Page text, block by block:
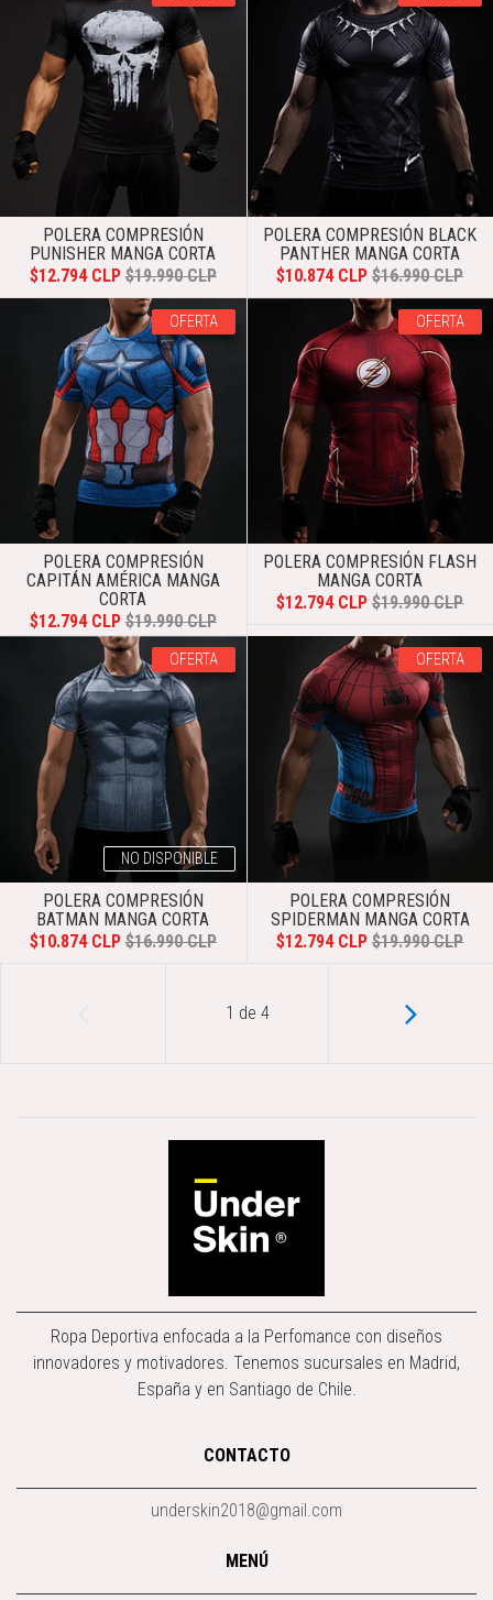
POLERA COMPRESIÓN
PUNISHER MANGA CORTA
$12.794 CLP $19.990 CLP
POLERA COMPRESIÓN BLACK
PANTHER MANGA CORTA
$10.874 CLP $16.990 CLP
OFERTA
POLERA COMPRESIÓN
CAPITÁN AMÉRICA MANGA
CORTA
$12.794 CLP $19.990 CLP
OFERTA
POLERA COMPRESIÓN FLASH
MANGA CORTA
$12.794 CLP $19.990 CLP
OFERTA
NO DISPONIBLE
POLERA COMPRESIÓN
BATMAN MANGA CORTA
$10.874 CLP $16.990 CLP
OFERTA
POLERA COMPRESIÓN
SPIDERMAN MANGA CORTA
$12.794 CLP $19.990 CLP
1 de 4
Ropa Deportiva enfocada a la Perfomance con diseños
innovadores y motivadores. Tenemos sucursales en Madrid,
España y en Santiago de Chile.
CONTACTO
underskin2018@gmail.com
MENÚ